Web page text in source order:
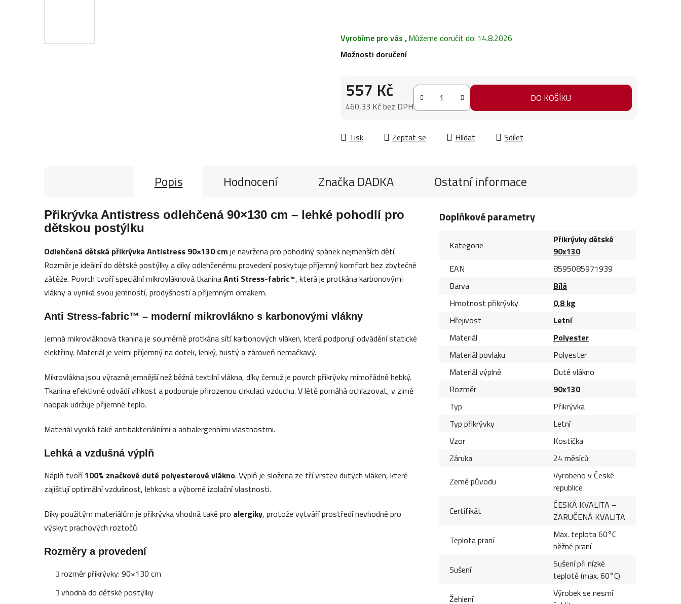
Vyrobíme pro vás ,Můžeme doručit do: 14.8.2026
Možnosti doručení
557 Kč
460,33 Kč bez DPH
DO KOŠÍKU
Tisk Zeptat se Hlídat Sdílet
Popis Hodnocení ZnačkaDADKA Ostatní informace
Přikrývka Antistress odlehčená 90×130 cm – lehké pohodlí pro
dětskou postýlku
Odlehčená dětská přikrývka Antistress 90×130 cm je navržena pro pohodlný spánek nejmenších dětí.
Rozměr je ideální do dětské postýlky a díky odlehčenému provedení poskytuje příjemný komfort bez zbytečné
zátěže. Povrch tvoří speciální mikrovláknová tkaninaAnti Stress-fabric™, která je protkána karbonovými
vlákny a vyniká svou jemností, prodyšností a příjemným omakem.
Anti Stress-fabric™ – moderní mikrovlákno s karbonovými vlákny
Jemná mikrovláknová tkanina je souměrně protkána sítí karbonových vláken, která podporují odvádění statické
elektřiny. Materiál je velmi příjemný na dotek, lehký, hustý a zároveň nemačkavý.
Mikrovlákna jsou výrazně jemnější než běžná textilní vlákna, díky čemuž je povrch přikrývky mimořádně hebký.
Tkanina efektivně odvádí vlhkost a podporuje přirozenou cirkulaci vzduchu. V létě pomáhá ochlazovat, v zimě
naopak udržuje příjemné teplo.
Materiál vyniká také antibakteriálními a antialergenními vlastnostmi.
Lehká a vzdušná výplň
Náplň tvoří100% značkové duté polyesterové vlákno. Výplň je složena ze tří vrstev dutých vláken, které
zajišťují optimální vzdušnost, lehkost a výborné izolační vlastnosti.
Díky použitým materiálům je přikrývka vhodná také pro alergiky, protože vytváří prostředí nevhodné pro
výskyt prachových roztočů.
Rozměry a provedení
rozměr přikrývky: 90×130 cm
vhodná do dětské postýlky
Doplňkové parametry
Kategorie
Přikrývky dětské
90x130
EAN
8595085971939
Barva
Bílá
Hmotnost přikrývky
0,8 kg
Hřejivost
Letní
Materiál
Polyester
Materiál povlaku
Polyester
Materiál výplně
Duté vlákno
Rozměr
90x130
Typ
Přikrývka
Typ přikrývky
Letní
Vzor
Kostička
Záruka
24 měsíců
Země původu
Vyrobeno v České
republice
Certifikát
ČESKÁ KVALITA –
ZARUČENÁ KVALITA
Teplota praní
Max. teplota 60°C
běžné praní
Sušení
Sušení při nízké
teplotě (max. 60°C)
Žehlení
Výrobek se nesmí